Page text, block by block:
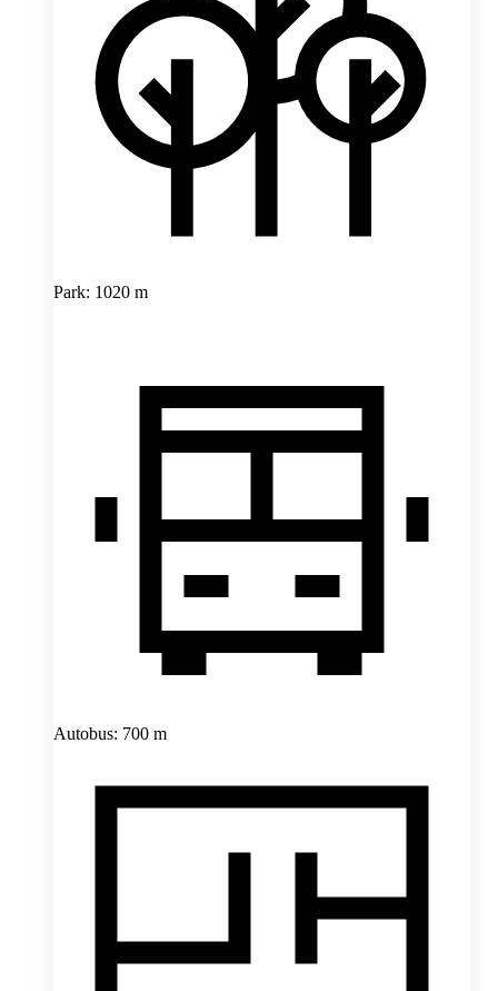
Park: 1020 m
Autobus: 700 m